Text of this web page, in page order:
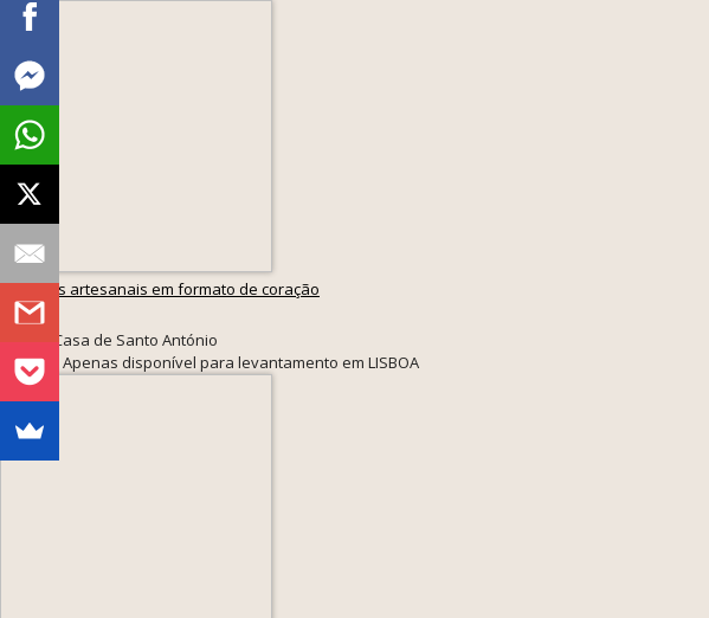
Bolachas artesanais em formato de coração
3.60€
Casa de Santo António
Opções: Apenas disponível para levantamento em LISBOA